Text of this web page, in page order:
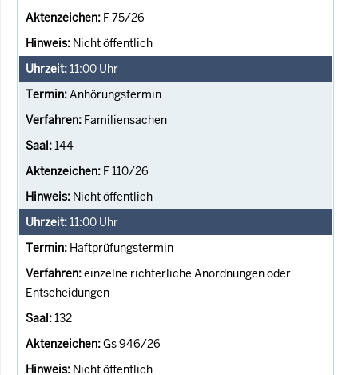
F 75/26
Nicht öffentlich
11:00 Uhr
Anhörungstermin
Familiensachen
144
F 110/26
Nicht öffentlich
11:00 Uhr
Haftprüfungstermin
einzelne richterliche Anordnungen oder
Entscheidungen
132
Gs 946/26
Nicht öffentlich